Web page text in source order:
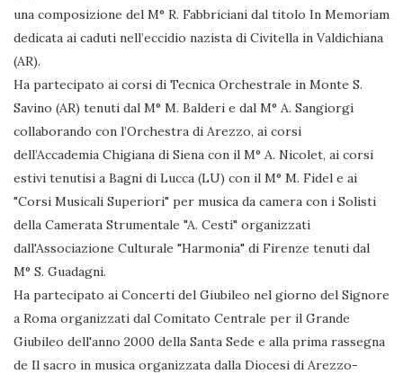
una composizione del M° R. Fabbriciani dal titolo In Memoriam
dedicata ai caduti nell’eccidio nazista di Civitella in Valdichiana
(AR).
Ha partecipato ai corsi di Tecnica Orchestrale in Monte S.
Savino (AR) tenuti dal M° M. Balderi e dal M° A. Sangiorgi
collaborando con l’Orchestra di Arezzo, ai corsi
dell’Accademia Chigiana di Siena con il M° A. Nicolet, ai corsi
estivi tenutisi a Bagni di Lucca (LU) con il M° M. Fidel e ai
"Corsi Musicali Superiori" per musica da camera con i Solisti
della Camerata Strumentale "A. Cesti" organizzati
dall'Associazione Culturale "Harmonia" di Firenze tenuti dal
M° S. Guadagni.
Ha partecipato ai Concerti del Giubileo nel giorno del Signore
a Roma organizzati dal Comitato Centrale per il Grande
Giubileo dell'anno 2000 della Santa Sede e alla prima rassegna
de Il sacro in musica organizzata dalla Diocesi di Arezzo-